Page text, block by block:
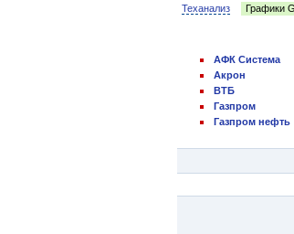
Теханализ Графики
АФК Система
Акрон
ВТБ
Газпром
Газпром нефть